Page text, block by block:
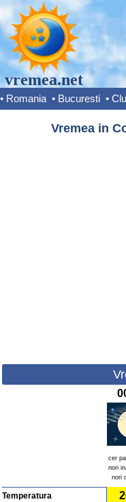
vremea.net
• Romania • Bucuresti •
Vremea in
cer
nori
nori
Temperatura